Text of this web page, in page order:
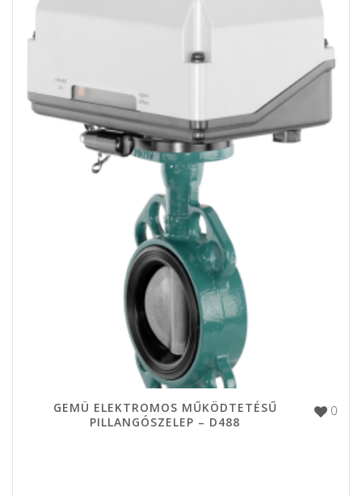
0
GEMÜ ELEKTROMOS MŰKÖDTETÉSŰ
PILLANGÓSZELEP – D488